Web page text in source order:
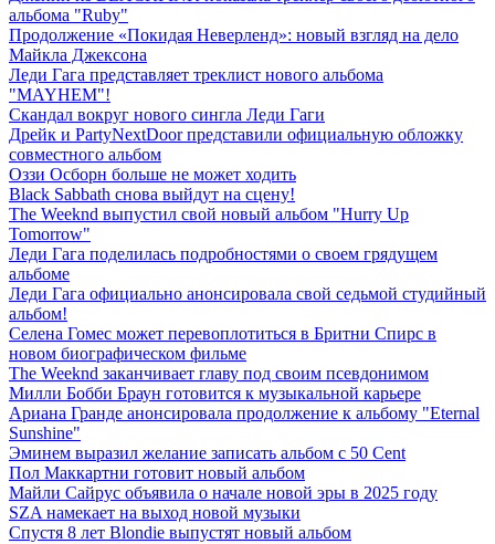
альбома "Ruby"
Продолжение «Покидая Неверленд»: новый взгляд на дело
Майкла Джексона
Леди Гага представляет треклист нового альбома
"MAYHEM"!
Скандал вокруг нового сингла Леди Гаги
Дрейк и PartyNextDoor представили официальную обложку
совместного альбом
Оззи Осборн больше не может ходить
Black Sabbath снова выйдут на сцену!
The Weeknd выпустил свой новый альбом "Hurry Up
Tomorrow"
Леди Гага поделилась подробностями о своем грядущем
альбоме
Леди Гага официально анонсировала свой седьмой студийный
альбом!
Селена Гомес может перевоплотиться в Бритни Спирс в
новом биографическом фильме
The Weeknd заканчивает главу под своим псевдонимом
Милли Бобби Браун готовится к музыкальной карьере
Ариана Гранде анонсировала продолжение к альбому "Eternal
Sunshine"
Эминем выразил желание записать альбом с 50 Cent
Пол Маккартни готовит новый альбом
Майли Сайрус объявила о начале новой эры в 2025 году
SZA намекает на выход новой музыки
Спустя 8 лет Blondie выпустят новый альбом